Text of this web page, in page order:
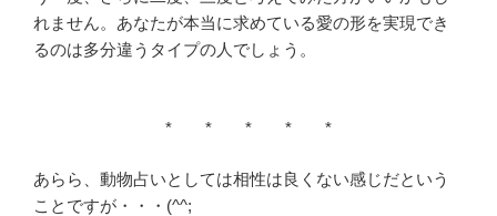
れません。あなたが本当に求めている愛の形を実現でき
るのは多分違うタイプの人でしょう。
* * * * *
あらら、動物占いとしては相性は良くない感じだという
ことですが・・・(^^;